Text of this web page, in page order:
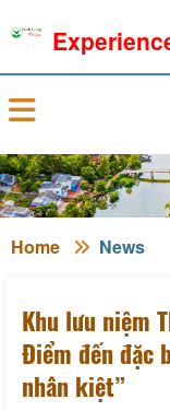
Home News
Khu lưu niệm
Điểm đến đặc
nhân kiệt”